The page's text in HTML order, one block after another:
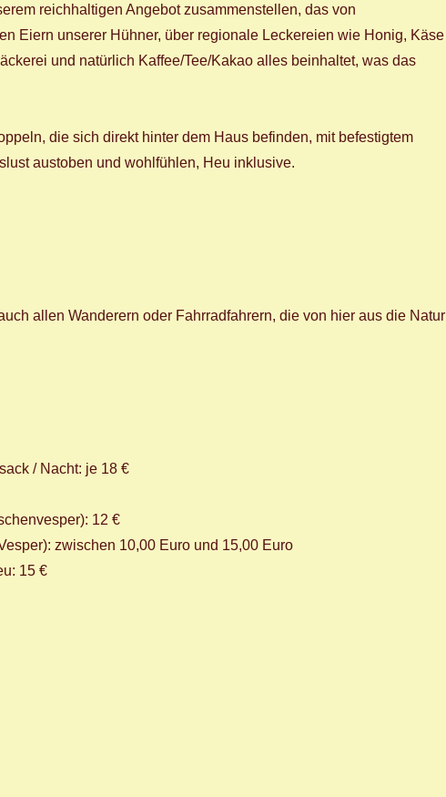
reichhaltigen Angebot zusammenstellen, das von
Eiern unserer Hühner, über regionale Leckereien wie Honig, Käse
und natürlich Kaffee/Tee/Kakao alles beinhaltet, was das
die sich direkt hinter dem Haus befinden, mit befestigtem
austoben und wohlfühlen, Heu inklusive.
allen Wanderern oder Fahrradfahrern, die von hier aus die Natur
/ Nacht: je 18 €
12 €
zwischen 10,00 Euro und 15,00 Euro
15 €